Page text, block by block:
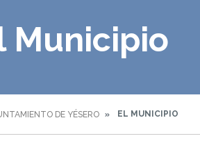
Municipio
DE YÉSERO EL MUNICIPIO